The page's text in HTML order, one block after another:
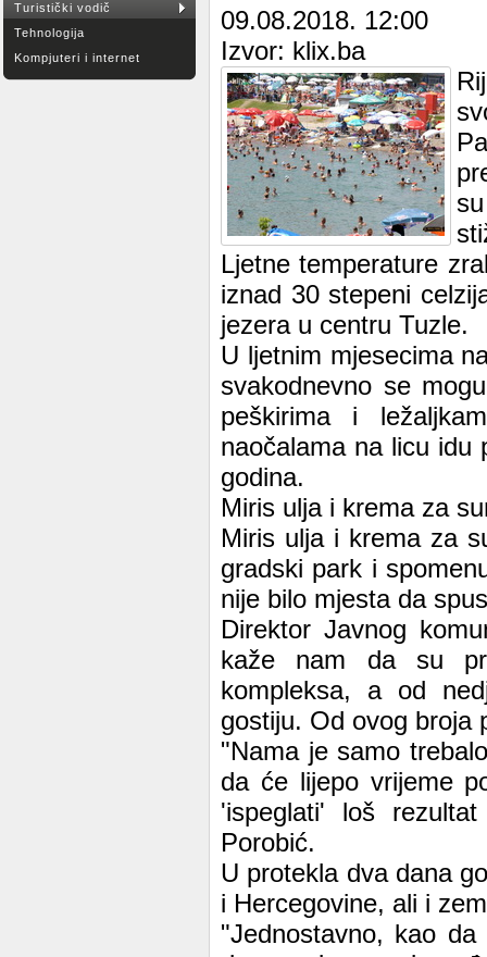
Turistički vodič
Tehnologija
Kompjuteri i internet
09.08.2018. 12:00
Izvor: klix.ba
Ljetne temperature
iznad 30 stepeni
jezera u centru Tuzle.
U ljetnim mjesecima
svakodnevno se
peškirima i
naočalama na licu idu
godina.
Miris ulja i krema za
Miris ulja i krema za
gradski park i
nije bilo mjesta da
Direktor Javnog
kaže nam da su
kompleksa, a od
gostiju. Od ovog broja
"Nama je samo
da će lijepo vrijeme
'ispeglati' loš
Porobić.
U protekla dva dana
i Hercegovine, ali i
"Jednostavno, kao